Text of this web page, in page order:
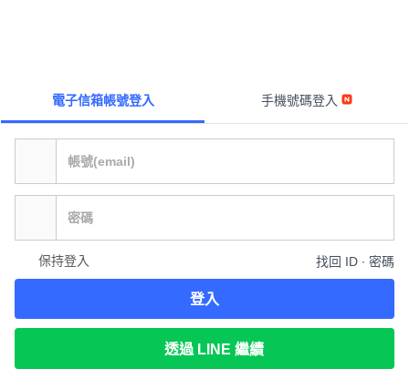
電子信箱帳號登入 手機號碼登入
保持登入 找回 ID ∙ 密碼
登入
透過 LINE 繼續